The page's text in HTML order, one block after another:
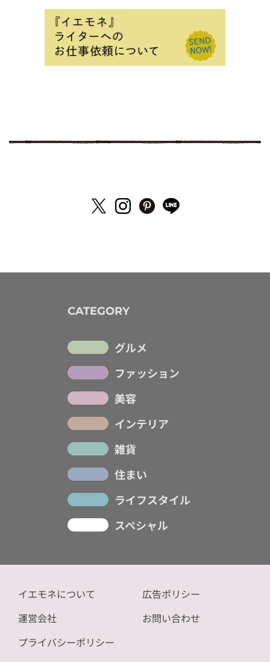
CATEGORY
グルメ
ファッション
美容
インテリア
雑貨
住まい
ライフスタイル
スペシャル
イエモネについて
運営会社
プライバシーポリシー
広告ポリシー
お問い合わせ